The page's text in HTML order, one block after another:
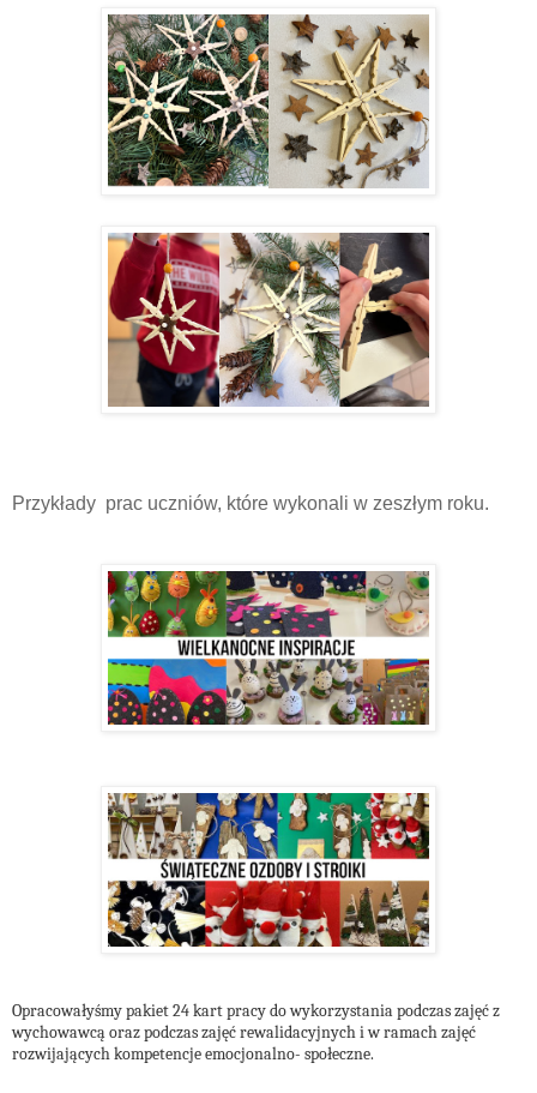
Przykłady prac uczniów, które wykonali w zeszłym roku.
Opracowałyśmy pakiet 24 kart pracy do wykorzystania podczas zajęć z
wychowawcą oraz podczas zajęć rewalidacyjnych i w ramach zajęć
rozwijających kompetencje emocjonalno- społeczne.